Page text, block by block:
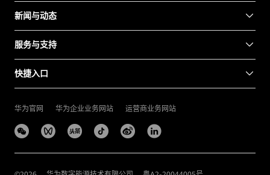
新闻与动态
服务与支持
快捷入口
华为官网 华为企业业务网站 运营商业务网站